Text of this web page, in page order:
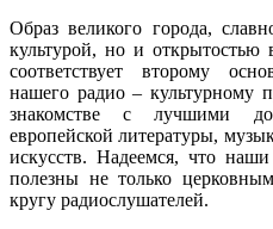
Образ великого города,
культурой, но и открытостью
соответствует второму
нашего радио – культурному
знакомстве с лучшими
европейской литературы,
искусств. Надеемся, что
полезны не только
кругу радиослушателей.